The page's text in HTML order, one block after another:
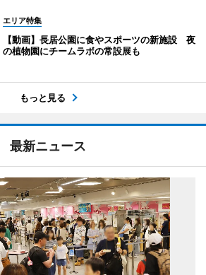
エリア特集
【動画】長居公園に食やスポーツの新施設 夜
の植物園にチームラボの常設展も
もっと見る
最新ニュース